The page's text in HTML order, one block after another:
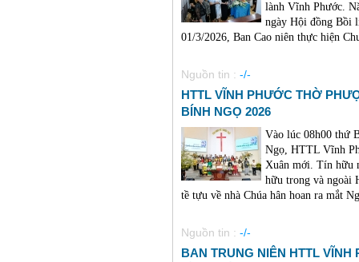
lành Vĩnh Phước.
ngày Hội đồng Bồi
01/3/2026, Ban Cao niên thực hiện
Nguồn tin : -/-
HTTL VĨNH PHƯỚC THỜ
BÍNH NGỌ 2026
Vào lúc 08h00 thứ
Ngọ, HTTL Vĩnh
Xuân mới. Tín hữu
hữu trong và ngoài
tề tựu về nhà Chúa hân hoan ra mắt
Nguồn tin : -/-
BAN TRUNG NIÊN HTTL